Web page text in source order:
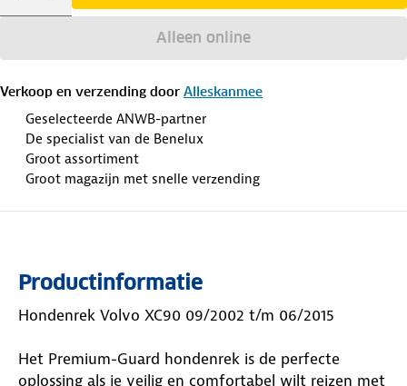
Alleen online
Verkoop en verzending door Alleskanmee
Geselecteerde ANWB-partner
De specialist van de Benelux
Groot assortiment
Groot magazijn met snelle verzending
Productinformatie
Hondenrek Volvo XC90 09/2002 t/m 06/2015
Het Premium-Guard hondenrek is de perfecte
oplossing als je veilig en comfortabel wilt reizen met